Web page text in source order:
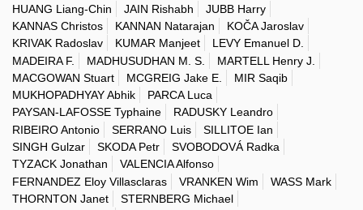
HUANG Liang-Chin
JAIN Rishabh
JUBB Harry
KANNAS Christos
KANNAN Natarajan
KOČA Jaroslav
KRIVAK Radoslav
KUMAR Manjeet
LEVY Emanuel D.
MADEIRA F.
MADHUSUDHAN M. S.
MARTELL Henry J.
MACGOWAN Stuart
MCGREIG Jake E.
MIR Saqib
MUKHOPADHYAY Abhik
PARCA Luca
PAYSAN-LAFOSSE Typhaine
RADUSKY Leandro
RIBEIRO Antonio
SERRANO Luis
SILLITOE Ian
SINGH Gulzar
SKODA Petr
SVOBODOVÁ Radka
TYZACK Jonathan
VALENCIA Alfonso
FERNANDEZ Eloy Villasclaras
VRANKEN Wim
WASS Mark
THORNTON Janet
STERNBERG Michael